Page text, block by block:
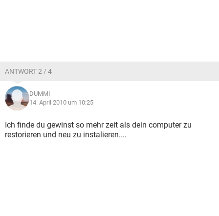
ANTWORT 2 / 4
DUMMI
14. April 2010 um 10:25
Ich finde du gewinst so mehr zeit als dein computer zu
restorieren und neu zu instalieren....